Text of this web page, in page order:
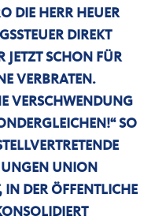
DIE HERR HEUER
DIREKT
JETZT SCHON FÜR
VERBRATEN.
VERSCHWENDUNG
SO
UNION
IN DER ÖFFENTLICHE